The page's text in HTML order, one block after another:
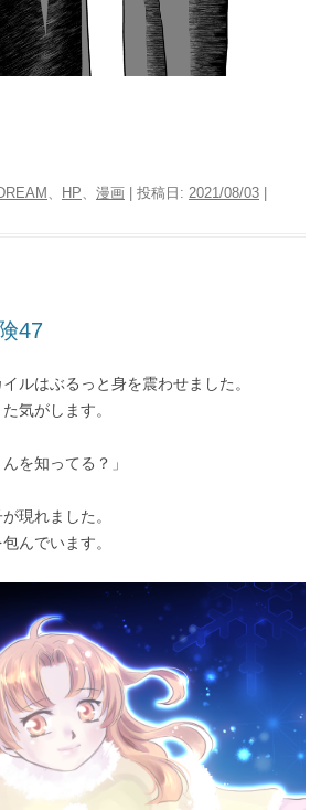
、 HP、 漫画 | 投稿日: 2021/08/03
47
ルはぶるっと身を震わせました。
気がします。
を知ってる？」
現れました。
んでいます。